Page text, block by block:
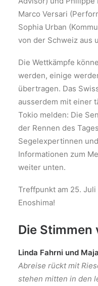
Marco Versari
Sophia Urban
von der Schweiz aus
Die Wettkämpfe
werden, einige
übertragen. Das
ausserdem mit einer
Tokio melden: Die
der Rennen des
Segelexpertinnen
Informationen zum
weiter unten.
Treffpunkt am 25.
Enoshima!
Die Stimmen
Linda Fahrni und
Abreise rückt mit
stehen mitten in den